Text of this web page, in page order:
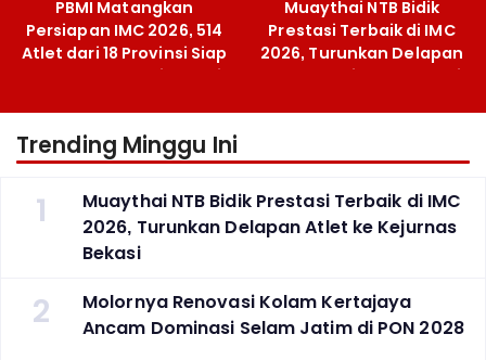
PBMI Matangkan
Persiapan IMC 2026, 514
Atlet dari 18 Provinsi Siap
Berlaga Besok di Bekasi
Muaythai NTB Bidik
Prestasi Terbaik di IMC
2026, Turunkan Delapan
Atlet ke Kejurnas Bekasi
Trending Minggu Ini
1
Muaythai NTB Bidik Prestasi Terbaik di IMC
2026, Turunkan Delapan Atlet ke Kejurnas
Bekasi
2
Molornya Renovasi Kolam Kertajaya
Ancam Dominasi Selam Jatim di PON 2028